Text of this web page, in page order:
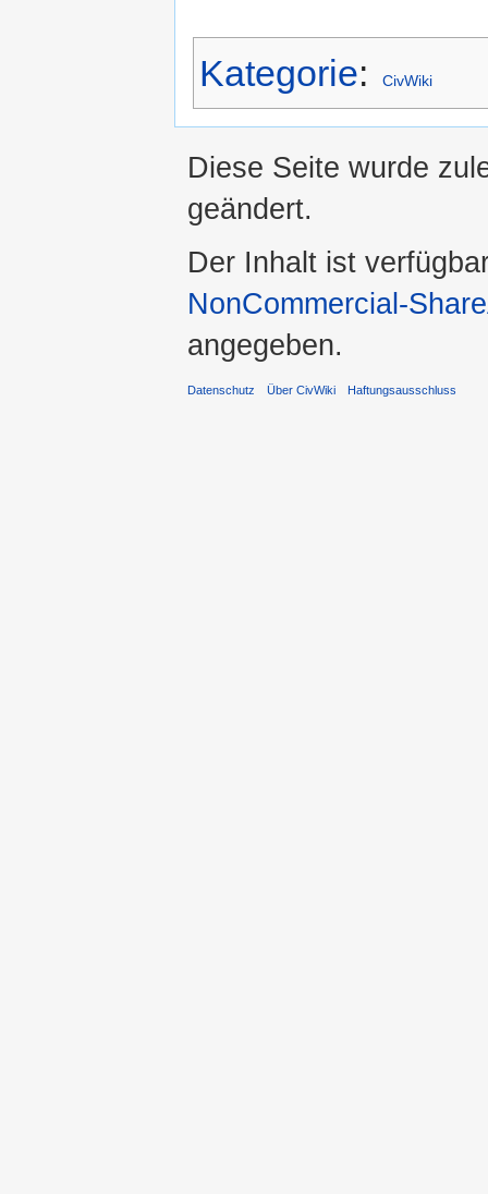
Kategorie: CivWiki
Diese Seite wurde
geändert.
Der Inhalt ist
NonCommercial-
angegeben.
Datenschutz Über CivWiki Haftungsausschluss